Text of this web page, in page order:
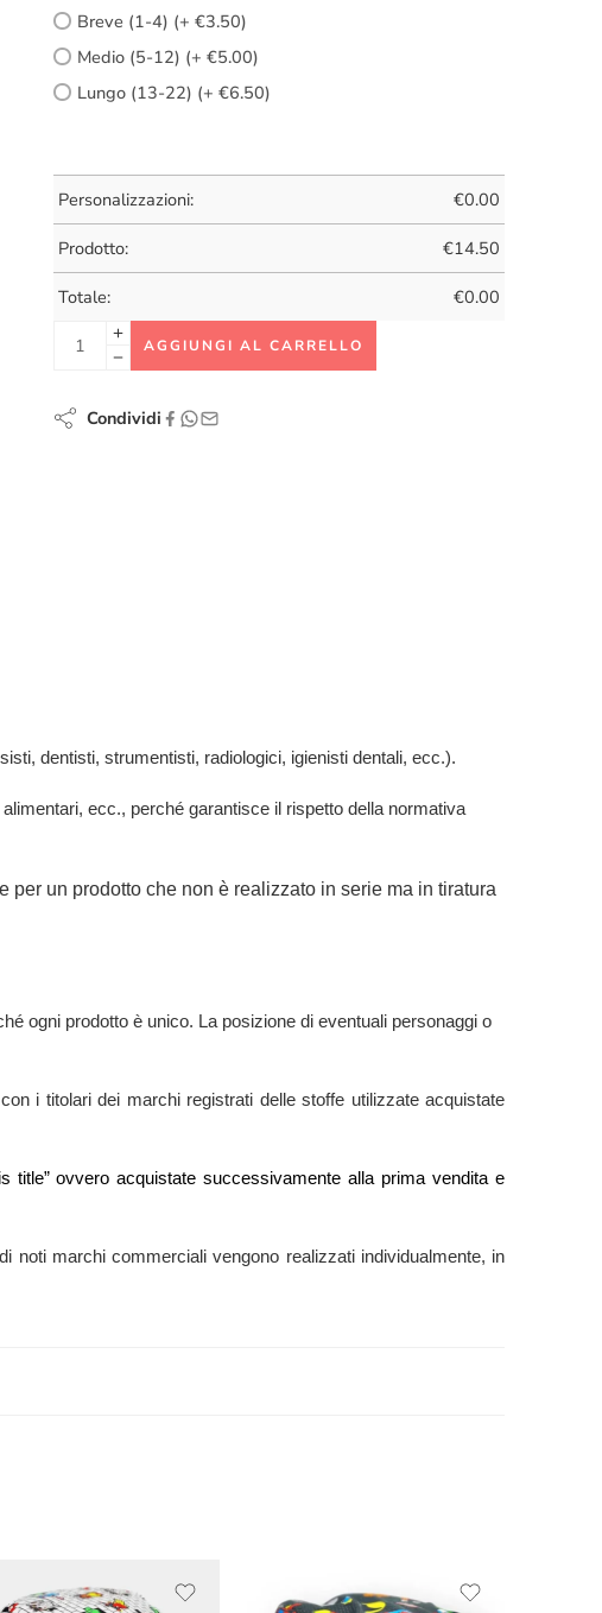
Breve (1-4) (+ €3.50)
Medio (5-12) (+ €5.00)
Lungo (13-22) (+ €6.50)
Personalizzazioni: €0.00
Prodotto: €14.50
Totale: €0.00
AGGIUNGI AL CARRELLO
Condividi
dentisti, strumentisti, radiologici, igienisti dentali, ecc.).
ecc., perché garantisce il rispetto della normativa
un prodotto che non è realizzato in serie ma in tiratura
ogni prodotto è unico. La posizione di eventuali personaggi o
i titolari dei marchi registrati delle stoffe utilizzate acquistate
title” ovvero acquistate successivamente alla prima vendita e
noti marchi commerciali vengono realizzati individualmente, in